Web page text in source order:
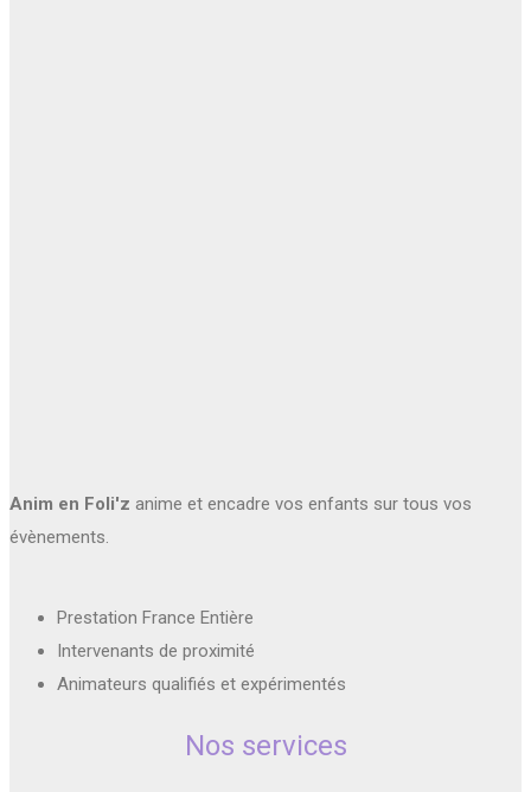
Anim en Foli'z anime et encadre vos enfants sur tous vos
évènements.
Prestation France Entière
Intervenants de proximité
Animateurs qualifiés et expérimentés
Nos services